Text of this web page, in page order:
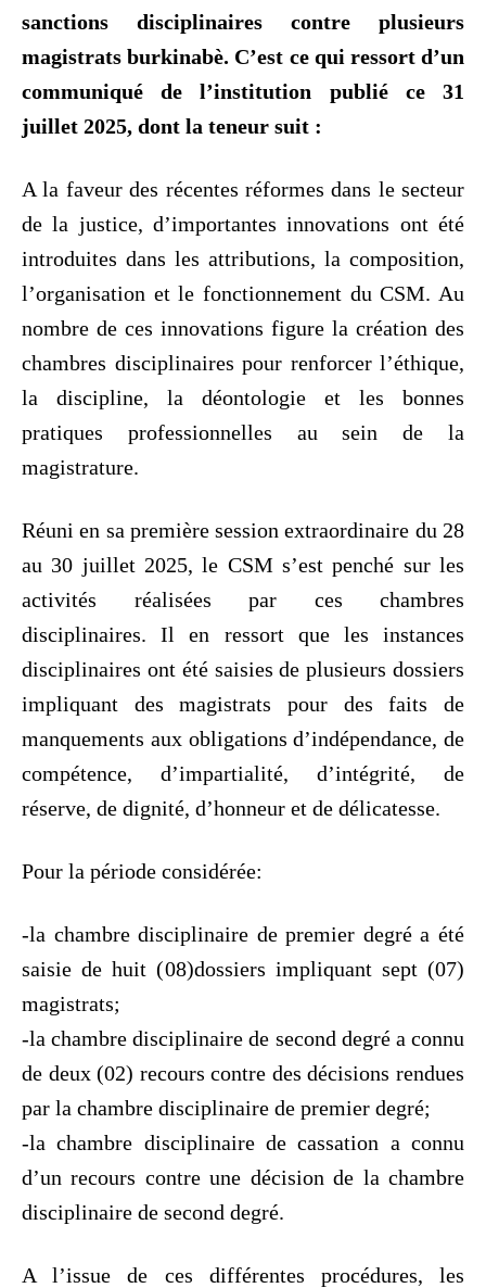
sanctions disciplinaires contre plusieurs
magistrats burkinabè. C’est ce qui ressort d’un
communiqué de l’institution publié ce 31
juillet 2025, dont la teneur suit :
A la faveur des récentes réformes dans le secteur
de la justice, d’importantes innovations ont été
introduites dans les attributions, la composition,
l’organisation et le fonctionnement du CSM. Au
nombre de ces innovations figure la création des
chambres disciplinaires pour renforcer l’éthique,
la discipline, la déontologie et les bonnes
pratiques professionnelles au sein de la
magistrature.
Réuni en sa première session extraordinaire du 28
au 30 juillet 2025, le CSM s’est penché sur les
activités réalisées par ces chambres
disciplinaires. Il en ressort que les instances
disciplinaires ont été saisies de plusieurs dossiers
impliquant des magistrats pour des faits de
manquements aux obligations d’indépendance, de
compétence, d’impartialité, d’intégrité, de
réserve, de dignité, d’honneur et de délicatesse.
Pour la période considérée:
-la chambre disciplinaire de premier degré a été
saisie de huit (08)dossiers impliquant sept (07)
magistrats;
-la chambre disciplinaire de second degré a connu
de deux (02) recours contre des décisions rendues
par la chambre disciplinaire de premier degré;
-la chambre disciplinaire de cassation a connu
d’un recours contre une décision de la chambre
disciplinaire de second degré.
A l’issue de ces différentes procédures, les